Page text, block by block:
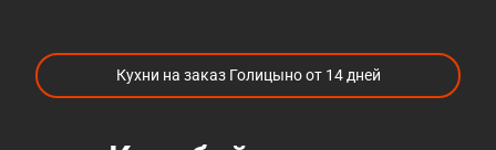
Кухни на заказ Голицыно от 14 дней